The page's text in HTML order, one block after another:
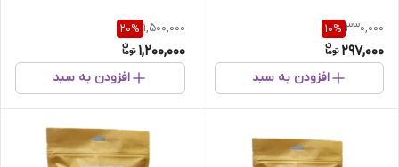
330,000
10%
297,000
افزودن به سبد
1,500,000
20%
1,200,000
افزودن به سبد